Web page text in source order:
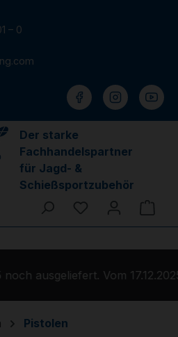
– 0
Der starke
Fachhandelspartner
für Jagd- &
Schießsportzubehör
Du hast 0
ausgeliefert. Vom
Pistolen